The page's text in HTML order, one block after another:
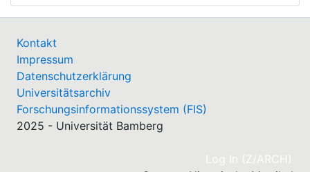
Kontakt
Impressum
Datenschutzerklärung
Universitätsarchiv
Forschungsinformationssystem (FIS)
2025 - Universität Bamberg
Log In (Z/ARCH)